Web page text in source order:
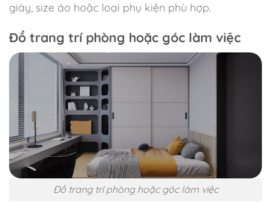
giày, size áo hoặc loại phụ kiện phù hợp.
Đồ trang trí phòng hoặc góc làm việc
Đồ trang trí phòng hoặc góc làm việc